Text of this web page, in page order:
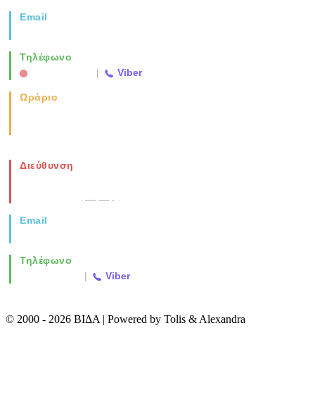
Email
Τηλέφωνο
| Viber
Ωράριο
Διεύθυνση
Email
Τηλέφωνο
| Viber
© 2000 - 2026 ΒΙΔΑ | Powered by Tolis & Alexandra